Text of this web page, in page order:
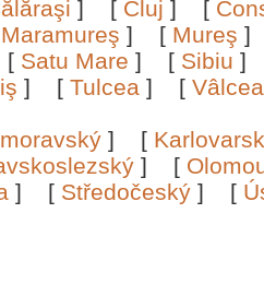
] [ Cluj ] [
Maramureş ] [ Mureş
[ Satu Mare ] [ Sibiu
] [ Tulcea ] [
] [
] [
] [ Středočeský ] [